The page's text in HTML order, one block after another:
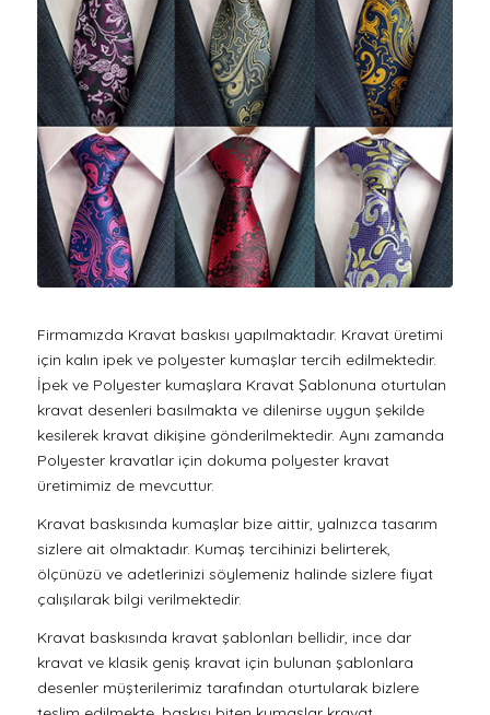
Firmamızda Kravat baskısı yapılmaktadır. Kravat üretimi
için kalın ipek ve polyester kumaşlar tercih edilmektedir.
İpek ve Polyester kumaşlara Kravat Şablonuna oturtulan
kravat desenleri basılmakta ve dilenirse uygun şekilde
kesilerek kravat dikişine gönderilmektedir. Aynı zamanda
Polyester kravatlar için dokuma polyester kravat
üretimimiz de mevcuttur.
Kravat baskısında kumaşlar bize aittir, yalnızca tasarım
sizlere ait olmaktadır. Kumaş tercihinizi belirterek,
ölçünüzü ve adetlerinizi söylemeniz halinde sizlere fiyat
çalışılarak bilgi verilmektedir.
Kravat baskısında kravat şablonları bellidir, ince dar
kravat ve klasik geniş kravat için bulunan şablonlara
desenler müşterilerimiz tarafından oturtularak bizlere